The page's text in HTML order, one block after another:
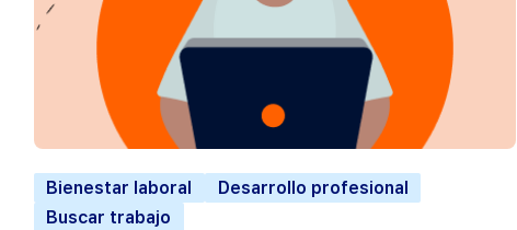
Bienestar laboral
Desarrollo profesional
Buscar trabajo